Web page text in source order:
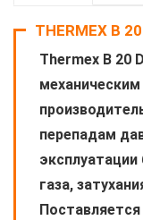
THERMEX B
Thermex B 20
перепадам
газа,